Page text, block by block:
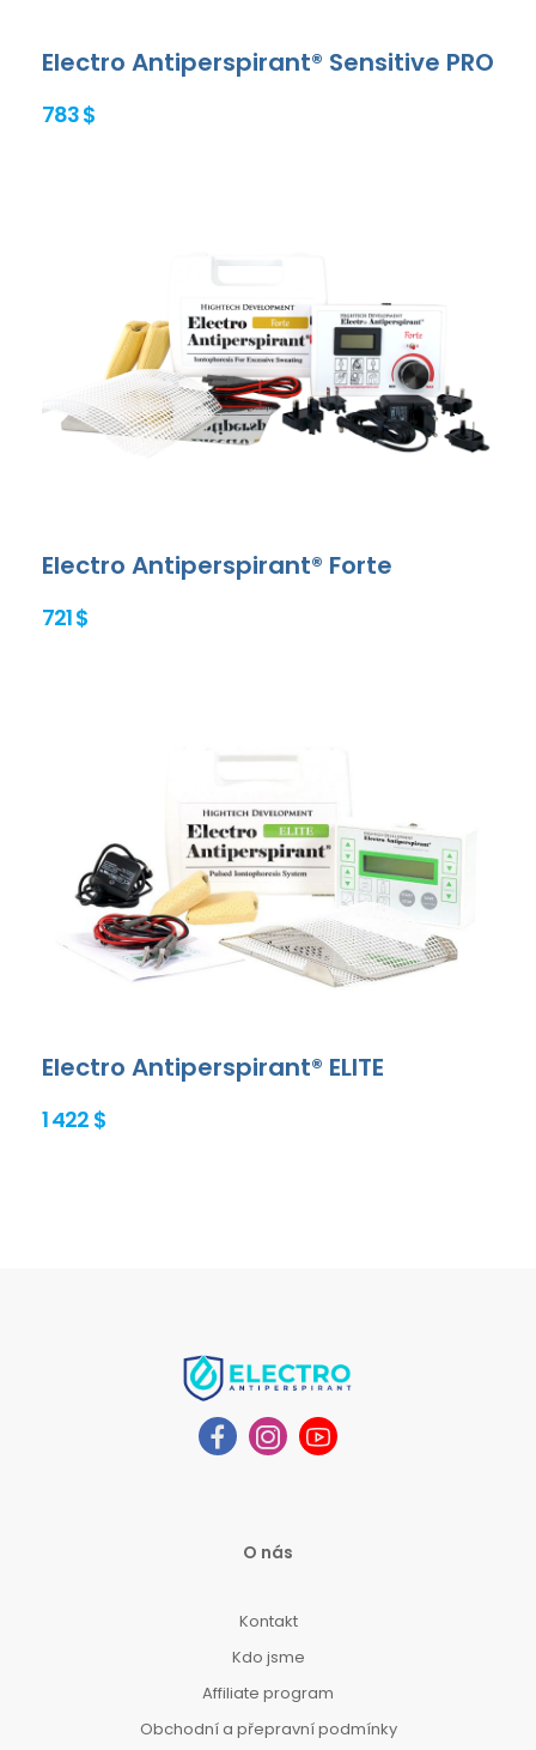
Electro Antiperspirant® Sensitive PRO
783 $
Electro Antiperspirant® Forte
721 $
Electro Antiperspirant® ELITE
1 422 $
O nás
Kontakt
Kdo jsme
Affiliate program
Obchodní a přepravní podmínky